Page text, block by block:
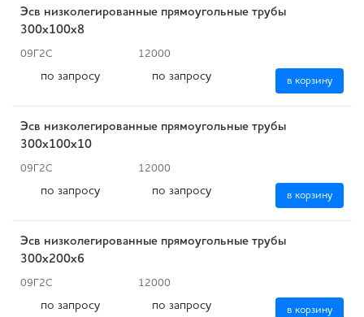
Эсв низколегированные прямоугольные трубы
300x100x8
09Г2С 12000
по запросу по запросу в корзину
Эсв низколегированные прямоугольные трубы
300x100x10
09Г2С 12000
по запросу по запросу в корзину
Эсв низколегированные прямоугольные трубы
300x200x6
09Г2С 12000
по запросу по запросу в корзину